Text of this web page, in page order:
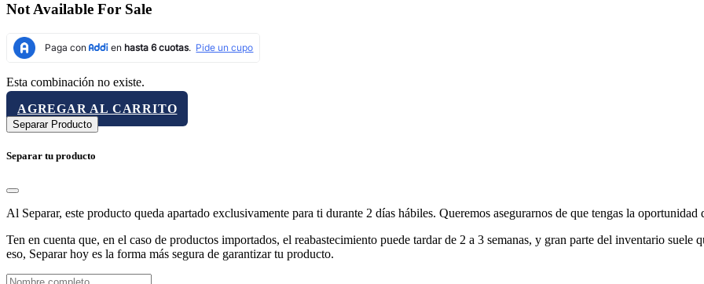
Not Available For Sale
Esta combinación no existe.
AGREGAR AL CARRITO
Separar Producto
Separar tu producto
Al Separar, este producto queda apartado exclusivamente para ti durante 2 días hábiles. Queremos asegurarnos de que tengas la oportunidad
Ten en cuenta que, en el caso de productos importados, el reabastecimiento puede tardar de 2 a 3 semanas, y gran parte del inventario
eso, Separar hoy es la forma más segura de garantizar tu producto.